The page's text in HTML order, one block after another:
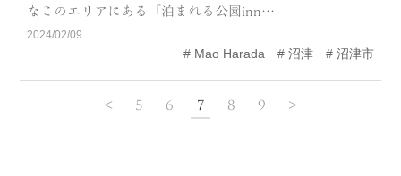
なこのエリアにある「泊まれる公園inn…
2024/02/09
Mao Harada 沼津 沼津市
< 5 6 7 8 9 >